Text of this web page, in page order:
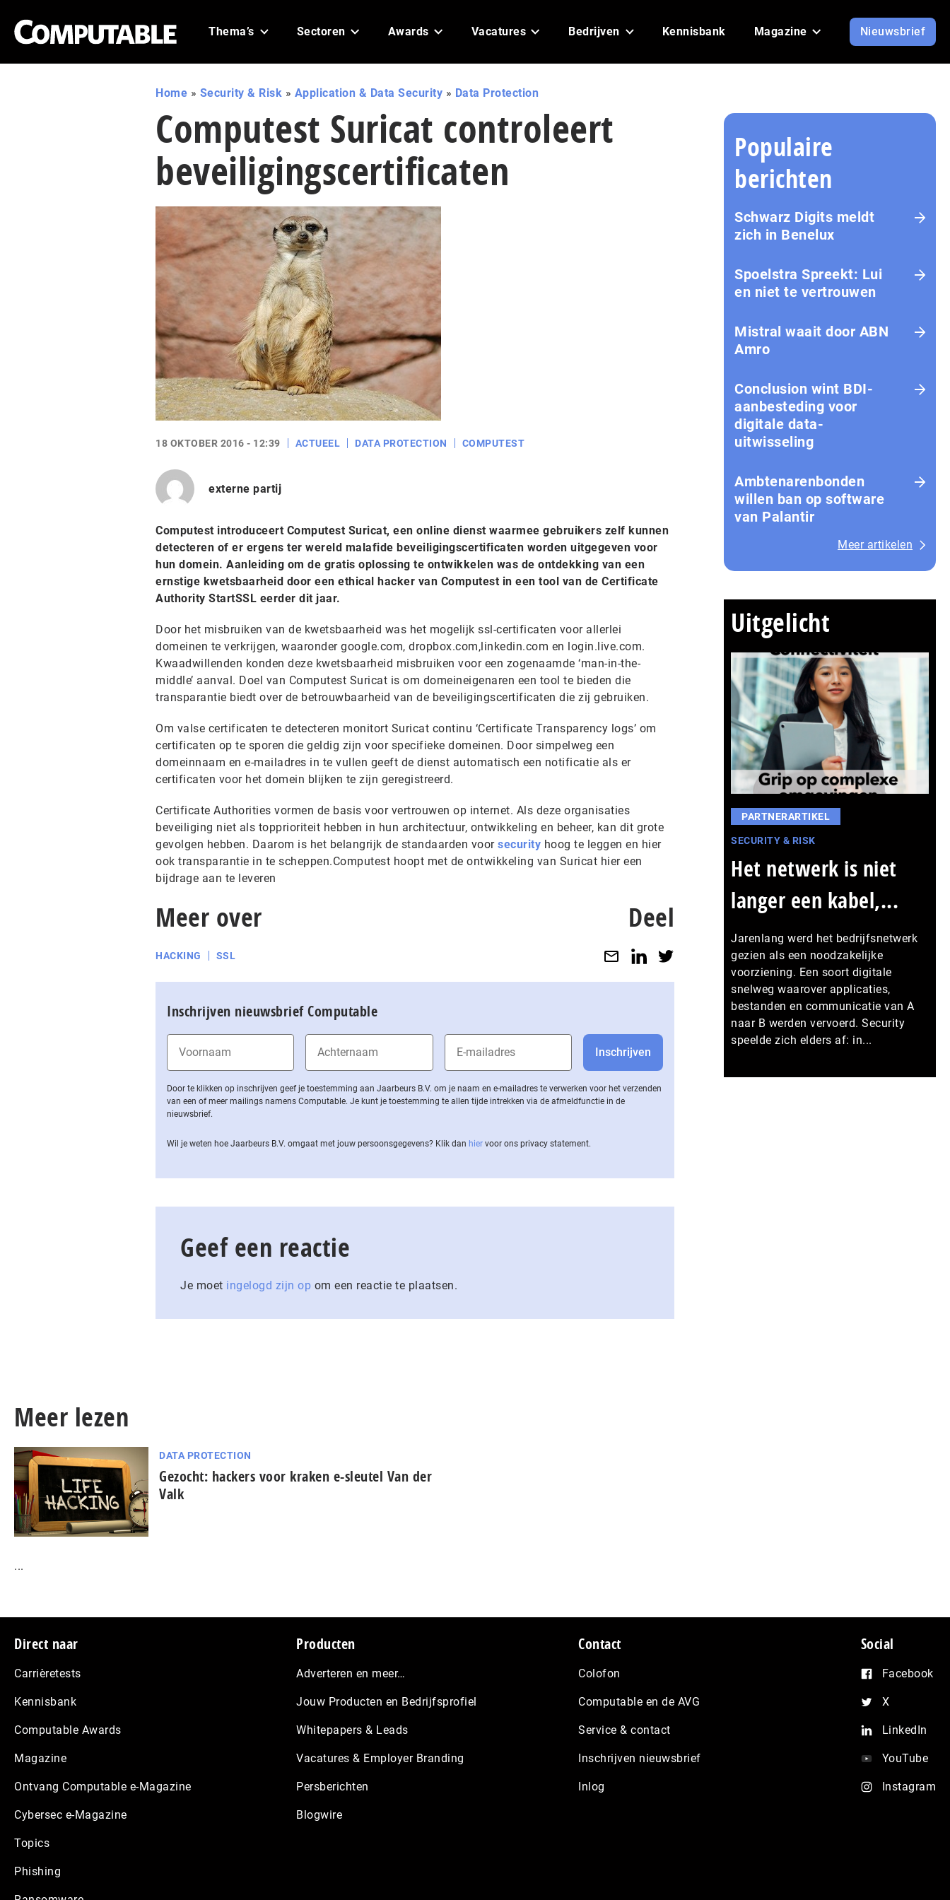
Thema’s Sectoren Awards Vacatures Bedrijven Kennisbank Magazine Nieuwsbrief
Home » Security & Risk » Application & Data Security » Data Protection
Computest Suricat controleert
beveiligingscertificaten
18 OKTOBER 2016 - 12:39 ACTUEEL DATA PROTECTION COMPUTEST
externe partij
Computest introduceert Computest Suricat, een online dienst waarmee gebruikers zelf kunnen
detecteren of er ergens ter wereld malafide beveiligingscertificaten worden uitgegeven voor
hun domein. Aanleiding om de gratis oplossing te ontwikkelen was de ontdekking van een
ernstige kwetsbaarheid door een ethical hacker van Computest in een tool van de Certificate
Authority StartSSL eerder dit jaar.
Door het misbruiken van de kwetsbaarheid was het mogelijk ssl-certificaten voor allerlei
domeinen te verkrijgen, waaronder google.com, dropbox.com,linkedin.com en login.live.com.
Kwaadwillenden konden deze kwetsbaarheid misbruiken voor een zogenaamde ‘man-in-the-
middle’ aanval. Doel van Computest Suricat is om domeineigenaren een tool te bieden die
transparantie biedt over de betrouwbaarheid van de beveiligingscertificaten die zij gebruiken.
Om valse certificaten te detecteren monitort Suricat continu ‘Certificate Transparency logs’ om
certificaten op te sporen die geldig zijn voor specifieke domeinen. Door simpelweg een
domeinnaam en e-mailadres in te vullen geeft de dienst automatisch een notificatie als er
certificaten voor het domein blijken te zijn geregistreerd.
Certificate Authorities vormen de basis voor vertrouwen op internet. Als deze organisaties
beveiliging niet als topprioriteit hebben in hun architectuur, ontwikkeling en beheer, kan dit grote
gevolgen hebben. Daarom is het belangrijk de standaarden voor security hoog te leggen en hier
ook transparantie in te scheppen.Computest hoopt met de ontwikkeling van Suricat hier een
bijdrage aan te leveren
Meer over
HACKING SSL
Deel
Inschrijven nieuwsbrief Computable
Door te klikken op inschrijven geef je toestemming aan Jaarbeurs B.V. om je naam en e-mailadres te verwerken voor het verzenden
van een of meer mailings namens Computable. Je kunt je toestemming te allen tijde intrekken via de af­meld­func­tie in de
nieuwsbrief.
Wil je weten hoe Jaarbeurs B.V. omgaat met jouw per­soons­ge­ge­vens? Klik dan hier voor ons privacy statement.
Geef een reactie
Je moet ingelogd zijn op om een reactie te plaatsen.
Populaire
berichten
Schwarz Digits meldt
zich in Benelux
Spoelstra Spreekt: Lui
en niet te vertrouwen
Mistral waait door ABN
Amro
Conclusion wint BDI-
aanbesteding voor
digitale data-
uitwisseling
Ambtenarenbonden
willen ban op software
van Palantir
Meer artikelen
Uitgelicht
PARTNERARTIKEL
SECURITY & RISK
Het netwerk is niet
langer een kabel,...
Jarenlang werd het bedrijfsnetwerk
gezien als een noodzakelijke
voorziening. Een soort digitale
snelweg waarover applicaties,
bestanden en communicatie van A
naar B werden vervoerd. Security
speelde zich elders af: in...
Meer lezen
DATA PROTECTION
Gezocht: hackers voor kraken e-sleutel Van der
Valk
...
Footer
Direct naar
Carrièretests
Kennisbank
Computable Awards
Magazine
Ontvang Computable e-Magazine
Cybersec e-Magazine
Topics
Phishing
Producten
Adverteren en meer…
Jouw Producten en Bedrijfsprofiel
Whitepapers & Leads
Vacatures & Employer Branding
Persberichten
Blogwire
Contact
Colofon
Computable en de AVG
Service & contact
Inschrijven nieuwsbrief
Inlog
Social
Facebook
X
LinkedIn
YouTube
Instagram